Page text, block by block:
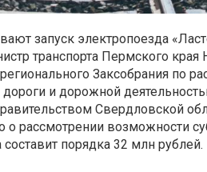
запуск электропоезда
транспорта Пермского
Заксобрания по
и дорожной
Свердловской
о рассмотрении возможности
порядка 32 млн